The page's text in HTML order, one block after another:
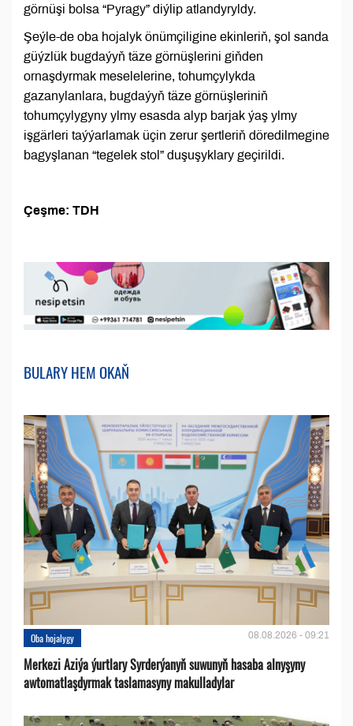
görnüşi bolsa “Pyragy” diýlip atlandyryldy.
Şeýle-de oba hojalyk önümçiligine ekinleriň, şol sanda
güýzlük bugdaýyň täze görnüşlerini giňden
ornaşdyrmak meselelerine, tohumçylykda
gazanylanlara, bugdaýyň täze görnüşleriniň
tohumçylygyny ylmy esasda alyp barjak ýaş ylmy
işgärleri taýýarlamak üçin zerur şertleriň döredilmegine
bagyşlanan “tegelek stol” duşuşyklary geçirildi.
Çeşme: TDH
BULARY HEM OKAŇ
Oba hojalygy 08.08.2026 - 09:21
Merkezi Aziýa ýurtlary Syrderýanyň suwunyň hasaba alnyşyny
awtomatlaşdyrmak taslamasyny makulladylar